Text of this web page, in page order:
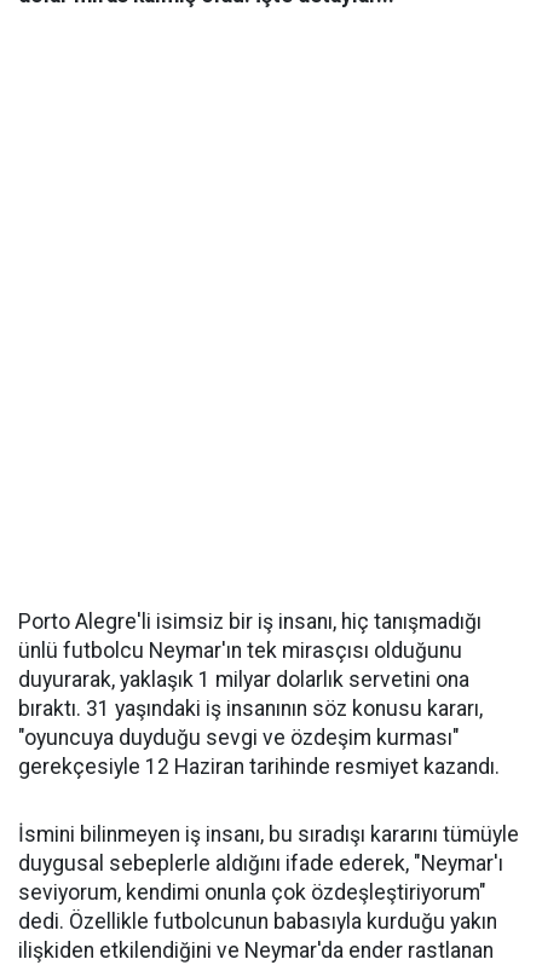
Porto Alegre'li isimsiz bir iş insanı, hiç tanışmadığı
ünlü futbolcu Neymar'ın tek mirasçısı olduğunu
duyurarak, yaklaşık 1 milyar dolarlık servetini ona
bıraktı. 31 yaşındaki iş insanının söz konusu kararı,
"oyuncuya duyduğu sevgi ve özdeşim kurması"
gerekçesiyle 12 Haziran tarihinde resmiyet kazandı.
İsmini bilinmeyen iş insanı, bu sıradışı kararını tümüyle
duygusal sebeplerle aldığını ifade ederek, "Neymar'ı
seviyorum, kendimi onunla çok özdeşleştiriyorum"
dedi. Özellikle futbolcunun babasıyla kurduğu yakın
ilişkiden etkilendiğini ve Neymar'da ender rastlanan